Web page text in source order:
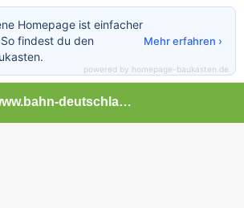
www.bahn-deutschland.de.tl
Homepage ist einfacher
findest du den
Mehr erfahren ›
powered by homepage-baukasten.de